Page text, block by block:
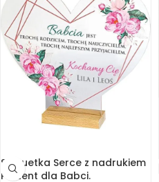
Statuetka Serce z nadrukiem
Prezent dla Babci.